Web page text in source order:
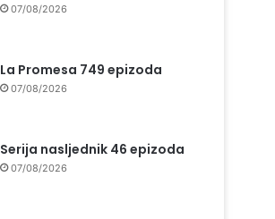
07/08/2026
La Promesa 749 epizoda
07/08/2026
Serija nasljednik 46 epizoda
07/08/2026